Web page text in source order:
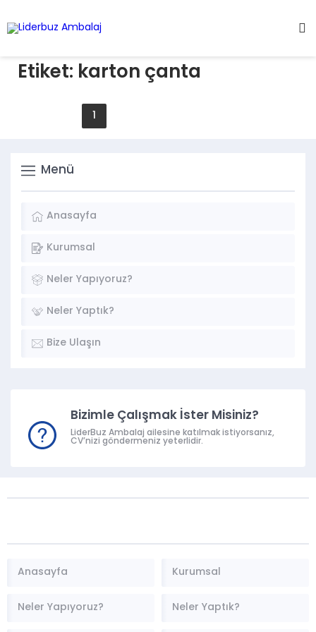
Etiket: karton çanta
1
Menü
Anasayfa
Kurumsal
Neler Yapıyoruz?
Neler Yaptık?
Bize Ulaşın
Bizimle Çalışmak İster Misiniz?
LiderBuz Ambalaj ailesine katılmak istiyorsanız,
CV’nizi göndermeniz yeterlidir.
Anasayfa Kurumsal
Neler Yapıyoruz? Neler Yaptık?